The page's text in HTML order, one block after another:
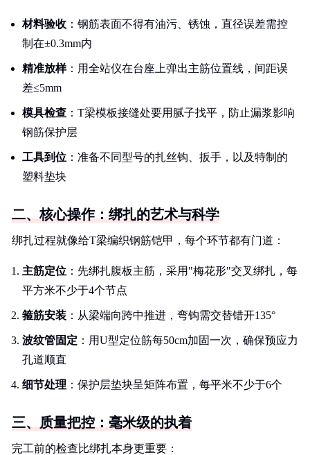
材料验收 ：钢筋表面不得有油污、锈蚀，直径误差需控
制在±0.3mm内
精准放样：用全站仪在台座上弹出主筋位置线，间距误
差≤5mm
模具检查 ：T梁模板接缝处要用腻子找平，防止漏浆影响
钢筋保护层
工具到位 ：准备不同型号的扎丝钩、扳手，以及特制的
塑料垫块
二、核心操作：绑扎的艺术与科学
绑扎过程就像给T梁编织钢筋铠甲，每个环节都有门道：
主筋定位 ：先绑扎腹板主筋，采用"梅花形"交叉绑扎，每
平方米不少于4个节点
箍筋安装 ：从梁端向跨中推进，弯钩需交替错开135°
波纹管固定 ：用U型定位筋每50cm加固一次，确保预应力
孔道顺直
细节处理 ：保护层垫块呈矩阵布置，每平米不少于6个
三、质量把控：毫米级的执着
完工前的检查比绑扎本身更重要：